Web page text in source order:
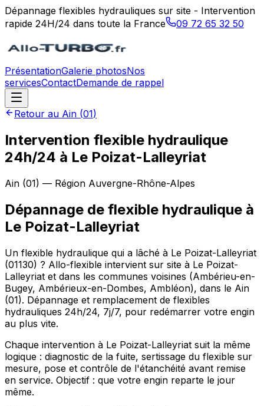
Dépannage flexibles hydrauliques sur site - Intervention
rapide 24H/24 dans toute la France
09 72 65 32 50
PrésentationGalerie photosNos
servicesContactDemande de rappel
Retour au Ain (01)
Intervention flexible hydraulique
24h/24 à Le Poizat-Lalleyriat
Ain (01) — Région Auvergne-Rhône-Alpes
Dépannage de flexible hydraulique à
Le Poizat-Lalleyriat
Un flexible hydraulique qui a lâché à Le Poizat-Lalleyriat
(01130) ? Allo-flexible intervient sur site à Le Poizat-
Lalleyriat et dans les communes voisines (Ambérieu-en-
Bugey, Ambérieux-en-Dombes, Ambléon), dans le Ain
(01). Dépannage et remplacement de flexibles
hydrauliques 24h/24, 7j/7, pour redémarrer votre engin
au plus vite.
Chaque intervention à Le Poizat-Lalleyriat suit la même
logique : diagnostic de la fuite, sertissage du flexible sur
mesure, pose et contrôle de l'étanchéité avant remise
en service. Objectif : que votre engin reparte le jour
même.